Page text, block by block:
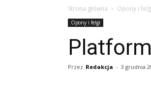
Strona główna Opony i
Opony i felgi
Przez Redakcja - 3 grudnia